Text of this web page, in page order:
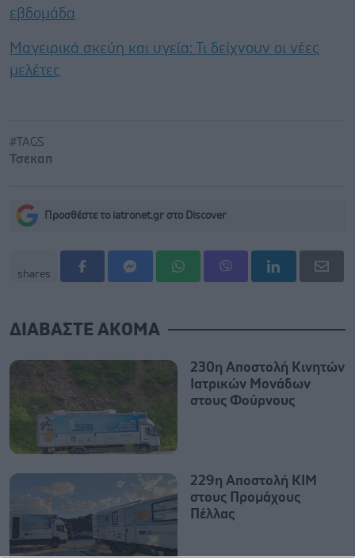
εβδομάδα
Μαγειρικά σκεύη και υγεία: Τι δείχνουν οι νέες
μελέτες
#TAGS
Τσεκαπ
Προσθέστε το iatronet.gr στο Discover
shares
ΔΙΑΒΑΣΤΕ ΑΚΟΜΑ
230η Αποστολή Κινητών
Ιατρικών Μονάδων
στους Φούρνους
229η Αποστολή ΚΙΜ
στους Προμάχους
Πέλλας